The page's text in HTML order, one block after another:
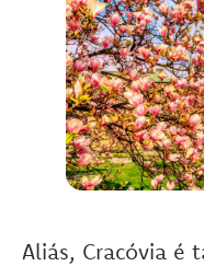
Aliás, Cracóvia é